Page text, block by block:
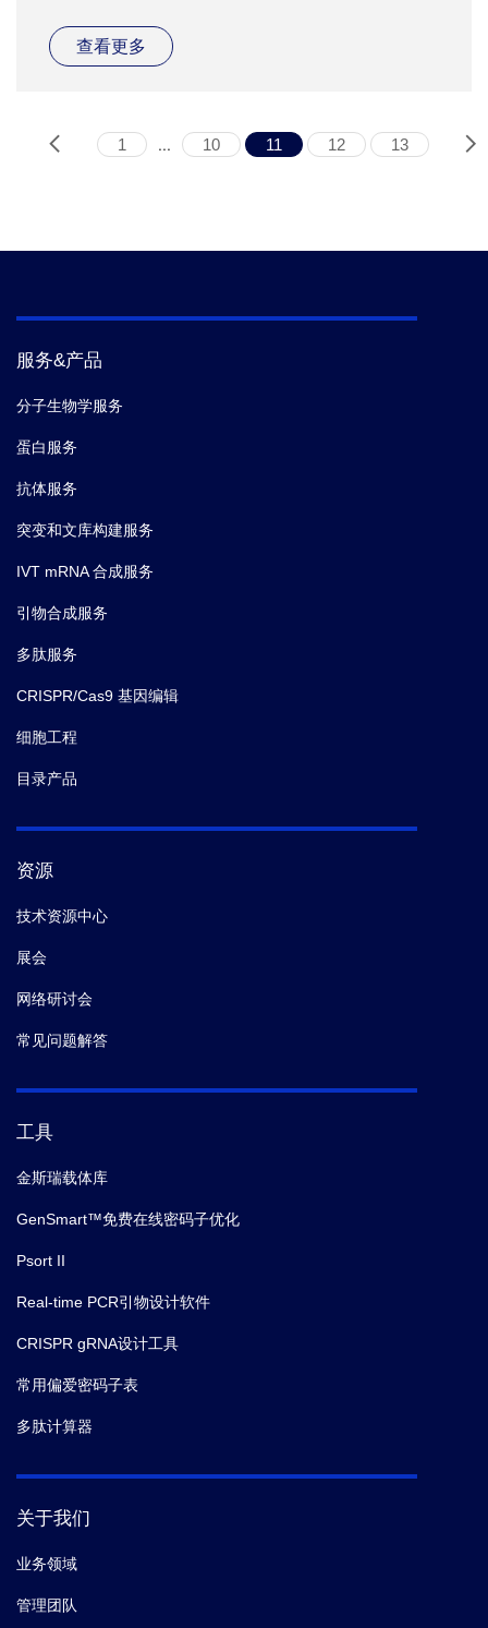
查看更多
1 ... 10 11 12 13
服务&产品
分子生物学服务
蛋白服务
抗体服务
突变和文库构建服务
IVT mRNA 合成服务
引物合成服务
多肽服务
CRISPR/Cas9 基因编辑
细胞工程
目录产品
资源
技术资源中心
展会
网络研讨会
常见问题解答
工具
金斯瑞载体库
GenSmart™免费在线密码子优化
Psort II
Real-time PCR引物设计软件
CRISPR gRNA设计工具
常用偏爱密码子表
多肽计算器
关于我们
业务领域
管理团队